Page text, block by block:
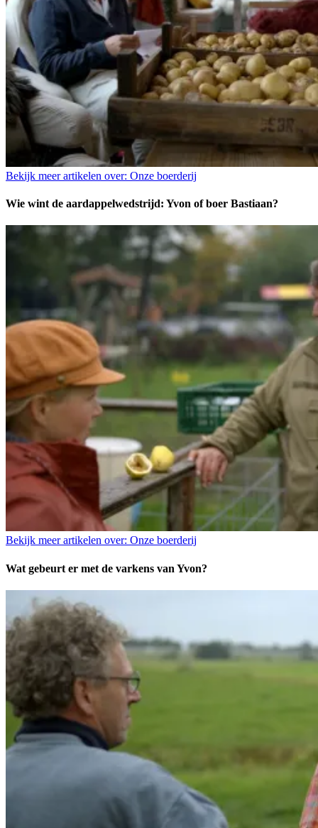
Bekijk meer artikelen over: Onze boerderij
Wie wint de aardappelwedstrijd: Yvon of boer Bastiaan?
Bekijk meer artikelen over: Onze boerderij
Wat gebeurt er met de varkens van Yvon?